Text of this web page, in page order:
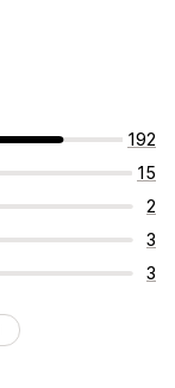
192
15
2
3
3